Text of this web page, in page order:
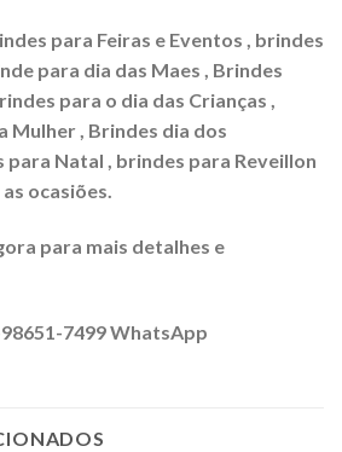
para Feiras e Eventos , brindes
para dia das Maes , Brindes
para o dia das Crianças ,
Mulher , Brindes dia dos
para Natal , brindes para Reveillon
ocasiões.
para mais detalhes e
7499 WhatsApp